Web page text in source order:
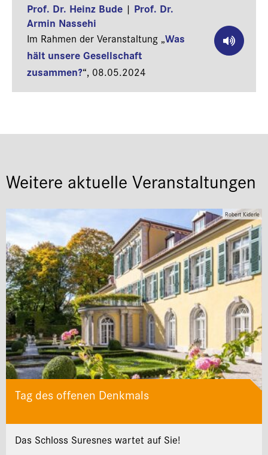
Prof. Dr. Heinz Bude | Prof. Dr.
Armin Nassehi
Im Rahmen der Veranstaltung „Was
hält unsere Gesellschaft
zusammen?“, 08.05.2024
Weitere aktuelle Veranstaltungen
Robert Kiderle
Tag des offenen Denkmals
Das Schloss Suresnes wartet auf Sie!